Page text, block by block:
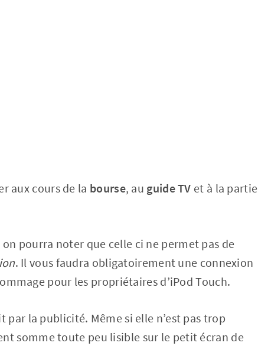
aux cours de la bourse, au guide TV et à la partie
pourra noter que celle ci ne permet pas de
. Il vous faudra obligatoirement une connexion
pour les propriétaires d’iPod Touch.
la publicité. Même si elle n’est pas trop
somme toute peu lisible sur le petit écran de